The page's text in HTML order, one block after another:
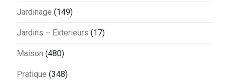
Jardinage (149)
Jardins – Exterieurs (17)
Maison (480)
Pratique (348)